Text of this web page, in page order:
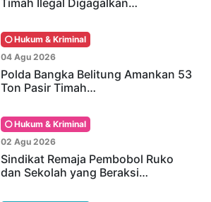
Hukum & Kriminal
04 Agu 2026
Polda Bangka Belitung Amankan 53
Ton Pasir Timah…
Hukum & Kriminal
02 Agu 2026
Sindikat Remaja Pembobol Ruko
dan Sekolah yang Beraksi…